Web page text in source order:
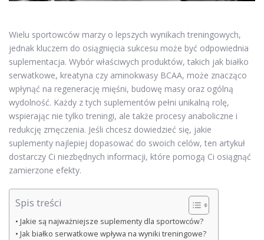
Wielu sportowców marzy o lepszych wynikach treningowych,
jednak kluczem do osiągnięcia sukcesu może być odpowiednia
suplementacja. Wybór właściwych produktów, takich jak białko
serwatkowe, kreatyna czy aminokwasy BCAA, może znacząco
wpłynąć na regenerację mięśni, budowę masy oraz ogólną
wydolność. Każdy z tych suplementów pełni unikalną rolę,
wspierając nie tylko treningi, ale także procesy anaboliczne i
redukcję zmęczenia. Jeśli chcesz dowiedzieć się, jakie
suplementy najlepiej dopasować do swoich celów, ten artykuł
dostarczy Ci niezbędnych informacji, które pomogą Ci osiągnąć
zamierzone efekty.
Spis treści
Jakie są najważniejsze suplementy dla sportowców?
Jak białko serwatkowe wpływa na wyniki treningowe?